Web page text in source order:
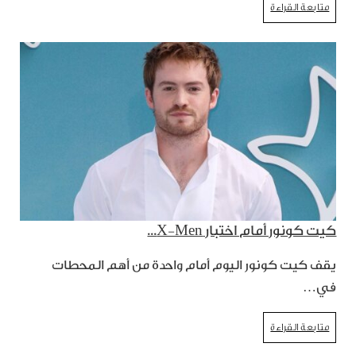
متابعة القراءة
كيت كونور أمام اختبار X-Men...
يقف كيت كونور اليوم أمام واحدة من أهم المحطات
في…
متابعة القراءة